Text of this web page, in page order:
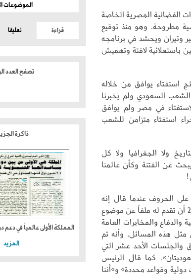
الفضائية المصرية الخاصة
مطروحة، وهو منذ توقيع
وتيران ويحشد في برنامجه
باستعلائية لافتة وتهميش
استفتاء يوافق من خلاله
السعودي ولم يخبرنا
في مصر ولم يوافق
استفتاء متزامن للشعب
ولا الجغرافيا ولا كل
عن الفتنة وكأن عالمنا
الحروف عندما قال إنه
طلب من الجهات المعنية في مصر منذ شهر يونيو 2014 أن تقدم له ملفاً عن موضوع
والدفاع والمخابرات العامة
مثل هذه المسائل، وأنه تم
والجلسات الأحد عشر التي
كما قال الرئيس
وقواعد محددة» و»أننا
الموضوعات
قراءة تعليقا
تصفح العدد
ذاكرة
المملكة الأولى عالمياً في دعم
المزيد